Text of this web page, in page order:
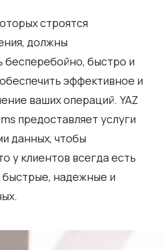
строятся
должны
бесперебойно, быстро и
эффективное и
ваших операций. YAZ
предоставляет услуги
данных, чтобы
у клиентов всегда есть
быстрые, надежные и